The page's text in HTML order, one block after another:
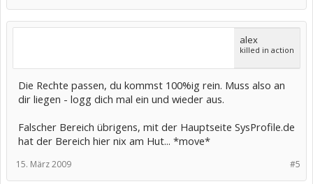
alex
killed in action
Die Rechte passen, du kommst 100%ig rein. Muss also an
dir liegen - logg dich mal ein und wieder aus.
Falscher Bereich übrigens, mit der Hauptseite SysProfile.de
hat der Bereich hier nix am Hut... *move*
#5
15. März 2009